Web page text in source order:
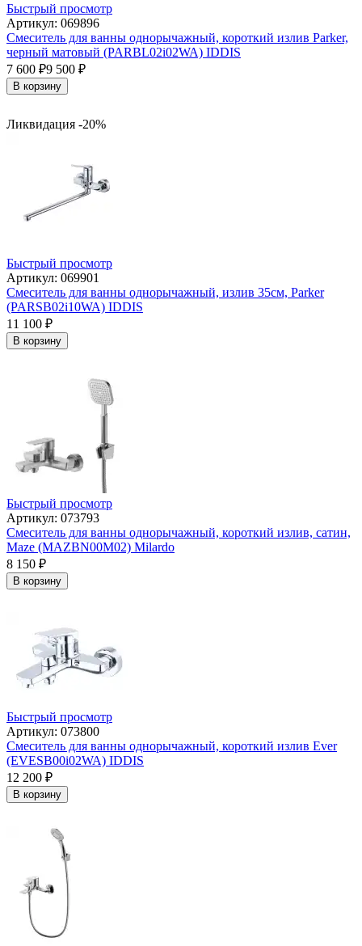
Быстрый просмотр
Артикул: 069896
Смеситель для ванны однорычажный, короткий излив Parker,
черный матовый (PARBL02i02WA) IDDIS
7 600 ₽9 500 ₽
В корзину
Ликвидация -20%
Быстрый просмотр
Артикул: 069901
Смеситель для ванны однорычажный, излив 35см, Parker
(PARSB02i10WA) IDDIS
11 100 ₽
В корзину
Быстрый просмотр
Артикул: 073793
Смеситель для ванны однорычажный, короткий излив, сатин,
Maze (MAZBN00M02) Milardo
8 150 ₽
В корзину
Быстрый просмотр
Артикул: 073800
Смеситель для ванны однорычажный, короткий излив Ever
(EVESB00i02WA) IDDIS
12 200 ₽
В корзину